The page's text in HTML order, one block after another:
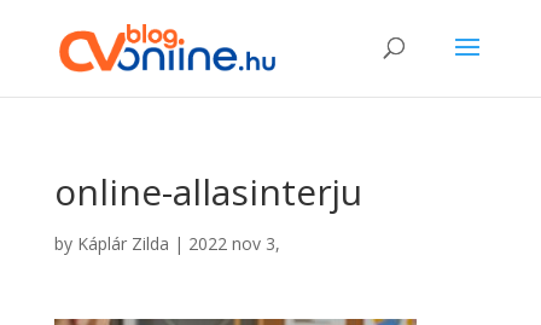
online-allasinterju
by Káplár Zilda | 2022 nov 3,